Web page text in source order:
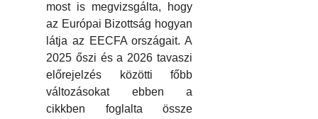
most is megvizsgálta, hogy
az Európai Bizottság hogyan
látja az EECFA országait. A
2025 őszi és a 2026 tavaszi
előrejelzés közötti főbb
változásokat ebben a
cikkben foglalta össze